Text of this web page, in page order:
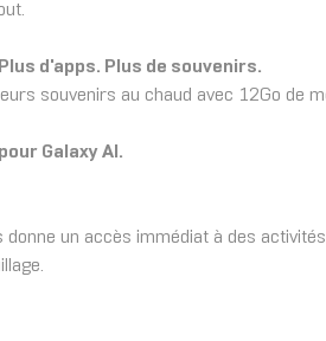
d'apps. Plus de souvenirs.
souvenirs au chaud avec 12Go de
Galaxy AI.
donne un accès immédiat à des